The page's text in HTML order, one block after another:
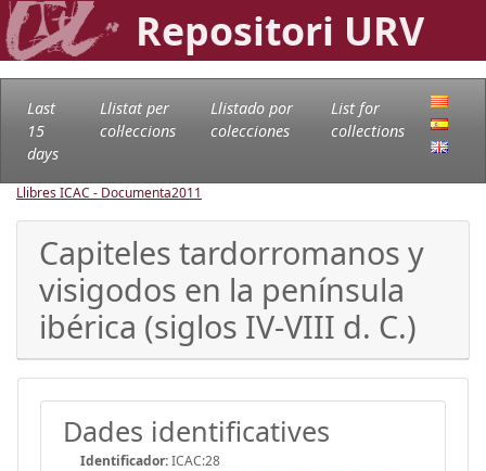
Repositori URV
Last
15
days
Llistat per
col·leccions
Llistado por
colecciones
List for
collections
Llibres ICAC - Documenta2011
Capiteles tardorromanos y
visigodos en la península
ibérica (siglos IV-VIII d. C.)
Dades identificatives
Identificador:ICAC:28